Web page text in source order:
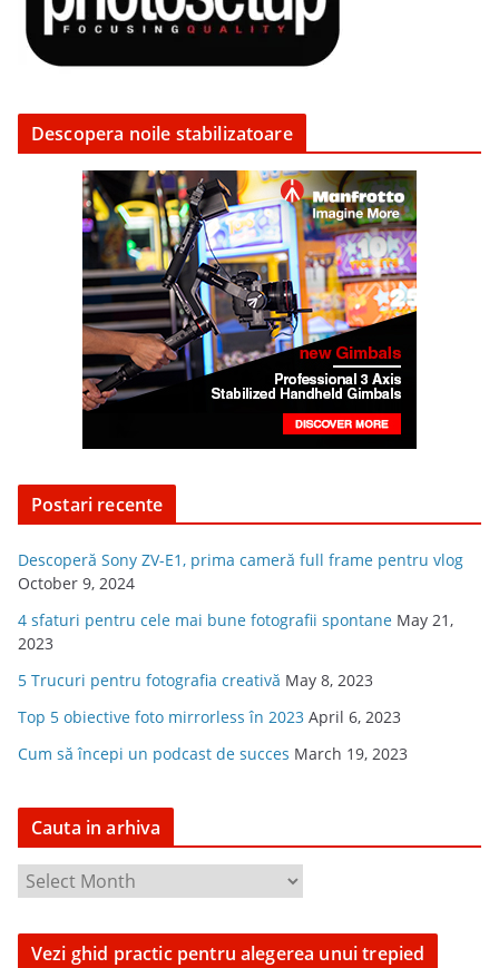
Descopera noile stabilizatoare
Postari recente
Descoperă Sony ZV-E1, prima cameră full frame pentru vlog
October 9, 2024
4 sfaturi pentru cele mai bune fotografii spontane May 21,
2023
5 Trucuri pentru fotografia creativă May 8, 2023
Top 5 obiective foto mirrorless în 2023 April 6, 2023
Cum să începi un podcast de succes March 19, 2023
Cauta in arhiva
u
Vezi ghid practic pentru alegerea unui trepied